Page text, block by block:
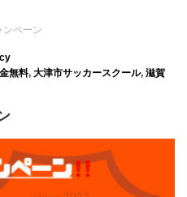
i
ンペーン
無料, 大津市サッカースクール, 滋賀